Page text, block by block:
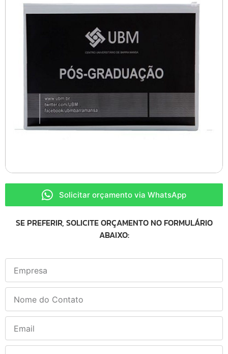
Solicitar orçamento via WhatsApp
SE PREFERIR, SOLICITE ORÇAMENTO NO FORMULÁRIO
ABAIXO: